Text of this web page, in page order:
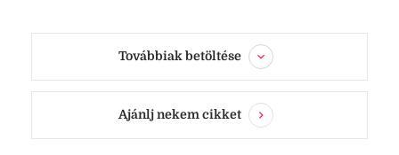
Továbbiak betöltése
Ajánlj nekem cikket